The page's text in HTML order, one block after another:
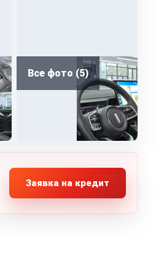
Все фото (5)
Заявка на кредит